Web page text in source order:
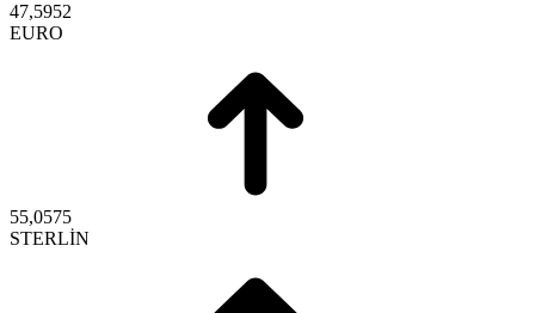
47,5952
EURO
55,0575
STERLİN